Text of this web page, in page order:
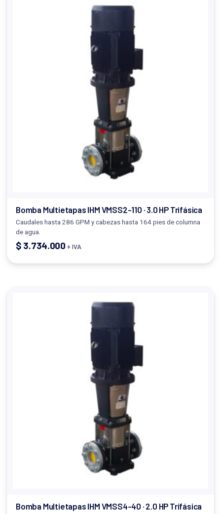
Bomba Multietapas IHM VMSS2-110 · 3.0 HP Trifásica
Caudales hasta 286 GPM y cabezas hasta 164 pies de columna
de agua.
$ 3.734.000 + IVA
Bomba Multietapas IHM VMSS4-40 · 2.0 HP Trifásica